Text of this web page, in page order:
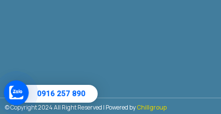
© Copyright 2024 All Right Reserved | Powered byChillgroup
0916 257 890